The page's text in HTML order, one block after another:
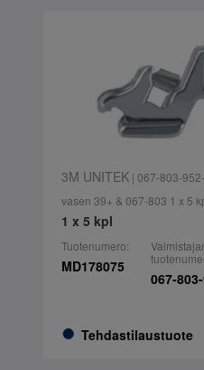
3M UNITEK| 067-803-
vasen 39+ & 067-803 1 x 5
1 x 5 kpl
Tuotenumero:
MD178075
Tehdastilaustuote
067-